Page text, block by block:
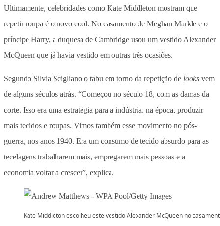
Ultimamente, celebridades como Kate Middleton mostram que
repetir roupa é o novo cool. No casamento de Meghan Markle e o
príncipe Harry, a duquesa de Cambridge usou um vestido Alexander
McQueen que já havia vestido em outras três ocasiões.
Segundo Silvia Scigliano o tabu em torno da repetição de looks vem
de alguns séculos atrás. “Começou no século 18, com as damas da
corte. Isso era uma estratégia para a indústria, na época, produzir
mais tecidos e roupas. Vimos também esse movimento no pós-
guerra, nos anos 1940. Era um consumo de tecido absurdo para as
tecelagens trabalharem mais, empregarem mais pessoas e a
economia voltar a crescer”, explica.
Kate Middleton escolheu este vestido Alexander McQueen no